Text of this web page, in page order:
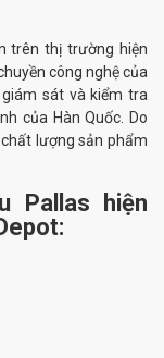
trên thị trường hiện
công nghệ của
sát và kiểm tra
của Hàn Quốc. Do
lượng sản phẩm
Pallas hiện